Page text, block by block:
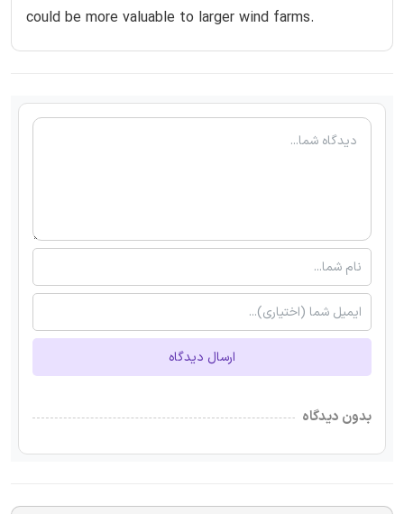
could be more valuable to larger wind farms.
ارسال دیدگاه
بدون دیدگاه